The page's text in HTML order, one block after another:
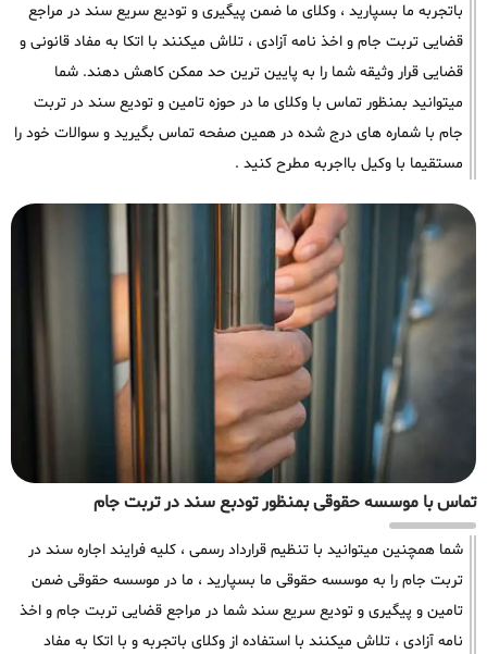
باتجربه ما بسپارید ، وکلای ما ضمن پیگیری و تودیع سریع سند در مراجع
قضایی تربت جام و اخذ نامه آزادی ، تلاش میکنند با اتکا به مفاد قانونی و
قضایی قرار وثیقه شما را به پایین ترین حد ممکن کاهش دهند. شما
میتوانید بمنظور تماس با وکلای ما در حوزه تامین و تودیع سند در تربت
جام با شماره های درج شده در همین صفحه تماس بگیرید و سوالات خود را
مستقیما با وکیل بااجربه مطرح کنید .
تماس با موسسه حقوقی بمنظور تودبع سند در تربت جام
شما همچنین میتوانید با تنظیم قرارداد رسمی ، کلیه فرایند اجاره سند در
تربت جام را به موسسه حقوقی ما بسپارید ، ما در موسسه حقوقی ضمن
تامین و پیگیری و تودیع سریع سند شما در مراجع قضایی تربت جام و اخذ
نامه آزادی ، تلاش میکنند با استفاده از وکلای باتجربه و با اتکا به مفاد